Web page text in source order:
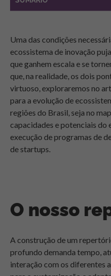
Uma das condições
ecossistema de inovação
que ganhem escala e se
que, na realidade, os dois
virtuoso, exploraremos no
para a evolução de
regiões do Brasil, seja no
capacidades e potenciais do
execução de programas de
de startups.
O nosso
A construção de um
profundo demanda tempo,
interação com os diferentes